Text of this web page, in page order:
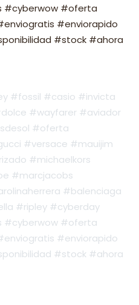
#cyberwow #oferta
#enviorapido
#stock #ahora
#fossil #casio #invicta
#wayfarer #aviador
#oferta
#versace #mauijim
#michaelkors
#marcjacobs
#balenciaga
#ripley #cyberday
#cyberwow #oferta
#enviorapido
#stock #ahora